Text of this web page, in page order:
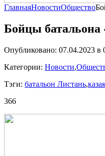
ГлавнаяНовостиОбщество
Бойцы батальона
Опубликовано: 07.04.2023 в
Категории: Новости,
Тэги: батальон Листань,
366